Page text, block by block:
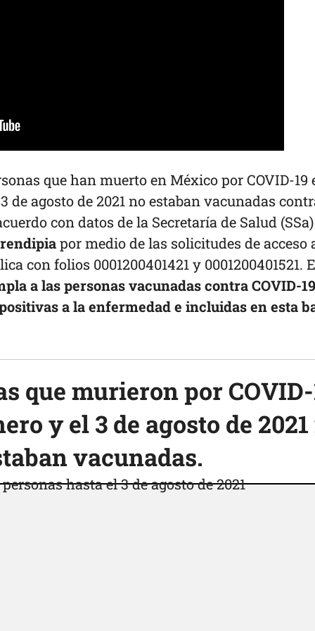
que han muerto en México por COVID-19
de agosto de 2021 no estaban vacunadas
con datos de la Secretaría de Salud (SSa)
por medio de las solicitudes de acceso
con folios 0001200401421 y 0001200401521.
a las personas vacunadas contra COVID-
a la enfermedad e incluidas en esta
que murieron por
y el 3 de agosto de
vacunadas.
personas hasta el 3 de agosto de 2021